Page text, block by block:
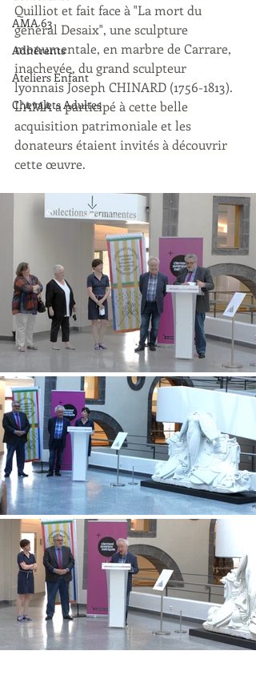
AMA 63
Adhérents
Ateliers Enfant
Chevalets Adultes
Quilliot et fait face à "La mort du
général Desaix", une sculpture
monumentale, en marbre de Carrare,
inachevée, du grand sculpteur
lyonnais Joseph CHINARD (1756-1813).
L'AMA a participé à cette belle
acquisition patrimoniale et les
donateurs étaient invités à découvrir
cette œuvre.